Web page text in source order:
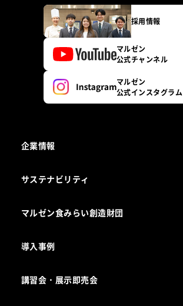
採用情報
マルゼン
公式チャンネル
マルゼン
公式インスタグラム
企業情報
会社組織
製品の開発
事業所一覧
サステナビリティ
マルゼン食みらい創造財団
導入事例
講習会・展示即売会